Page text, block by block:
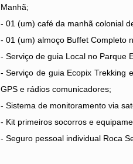
Manhã;
- 01 (um) café da manhã colonial
- 01 (um) almoço Buffet Completo
- Serviço de guia Local no Parque
- Serviço de guia Ecopix Trekking
GPS e rádios comunicadores;
- Sistema de monitoramento via
- Kit primeiros socorros e
- Seguro pessoal individual Roca